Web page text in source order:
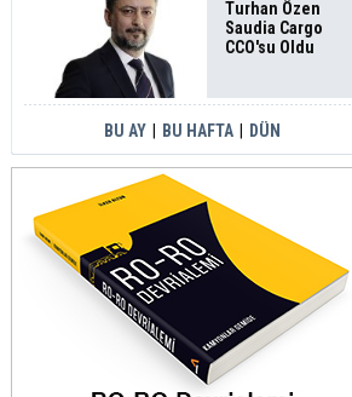
Turhan Özen
Saudia Cargo
CCO'su Oldu
BU AY BU HAFTA DÜN